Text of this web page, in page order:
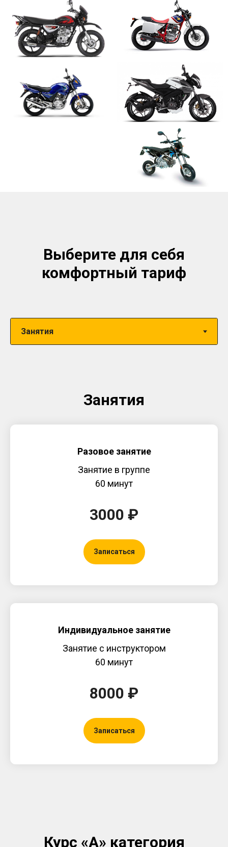
Выберите для себя
комфортный тариф
Занятия
Разовое занятие
Занятие в группе
60 минут
3000 ₽
Записаться
Индивидуальное занятие
Занятие с инструктором
60 минут
8000 ₽
Записаться
Курс «А» категория